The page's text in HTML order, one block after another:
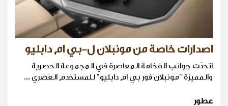
اصدارات خاصة من مونبلان ل-بي ام دابليو
اتحدّت جوانب الفخامة المعاصرة في المجموعة الحصرية
والمميزة "مونبلان فور بي ام دابليو" للمستخدم العصري ...
عطور